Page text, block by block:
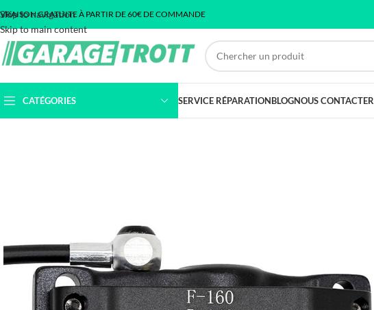
Skip to navigation
Skip to main content
GRATUITE À PARTIR DE 60€ DE COMMANDE
CATÉGORIES SERVICE RÉPARATIONBLOGNOUS CONTACTER